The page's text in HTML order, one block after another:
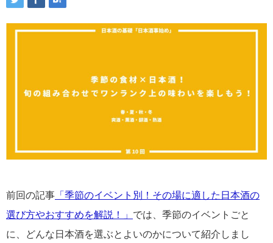
前回の記事 「季節のイベント別！その場に適した日本酒の
選び方やおすすめを解説！」 では、季節のイベントごと
に、どんな日本酒を選ぶとよいのかについて紹介しまし